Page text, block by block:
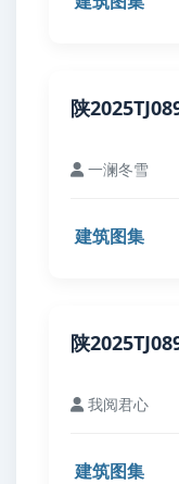
陕
一澜冬雪
建筑图集
陕
我阅君心
建筑图集